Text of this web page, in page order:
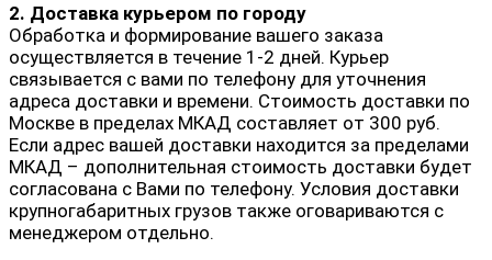
2. Доставка курьером по городу
Обработка и формирование вашего заказа
осуществляется в течение 1-2 дней. Курьер
связывается с вами по телефону для уточнения
адреса доставки и времени. Стоимость доставки по
Москве в пределах МКАД составляет от 300 руб.
Если адрес вашей доставки находится за пределами
МКАД – дополнительная стоимость доставки будет
согласована с Вами по телефону. Условия доставки
крупногабаритных грузов также оговариваются с
менеджером отдельно.